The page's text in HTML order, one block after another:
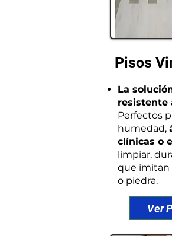
Pisos
La
resistente
Perfectos
humedad,
clínicas o
limpiar,
que imitan
o piedra.
Ver